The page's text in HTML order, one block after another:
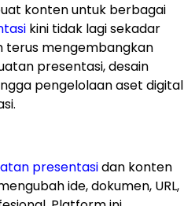
konten untuk berbagai
kini tidak lagi sekadar
terus mengembangkan
presentasi, desain
pengelolaan aset digital
presentasidan konten
ide, dokumen, URL,